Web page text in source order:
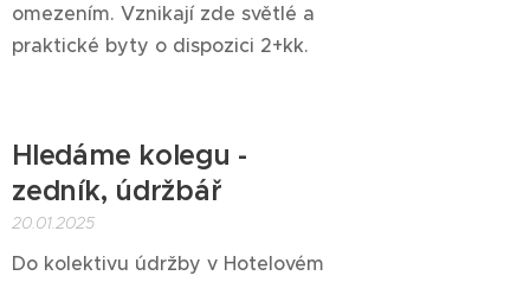
omezením. Vznikají zde světlé a
praktické byty o dispozici 2+kk.
Hledáme kolegu -
zedník, údržbář
20.01.2025
Do kolektivu údržby v Hotelovém